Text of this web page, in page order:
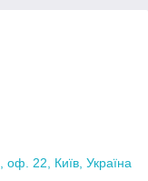
оф. 22, Київ, Україна